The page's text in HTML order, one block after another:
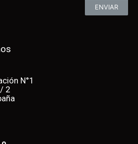
ENVIAR
N°1
2